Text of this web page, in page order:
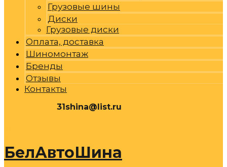
Грузовые шины
Диски
Грузовые диски
Оплата, доставка
Шиномонтаж
Бренды
Отзывы
Контакты
31shina@list.ru
БелАвтоШина